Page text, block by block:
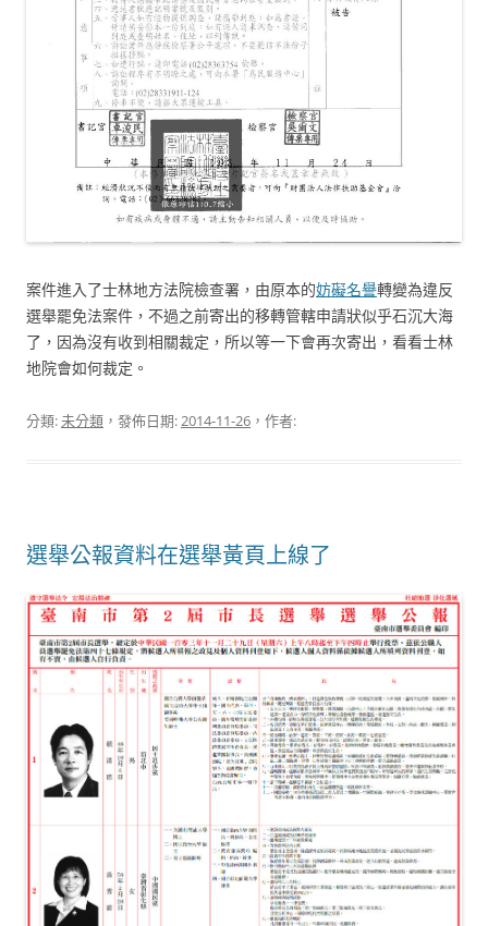
案件進入了士林地方法院檢查署，由原本的妨礙名譽轉變為違反
選舉罷免法案件，不過之前寄出的移轉管轄申請狀似乎石沉大海
了，因為沒有收到相關裁定，所以等一下會再次寄出，看看士林
地院會如何裁定。
分類:未分類 ，發佈日期:2014-11-26 ，作者:
選舉公報資料在選舉黃頁上線了